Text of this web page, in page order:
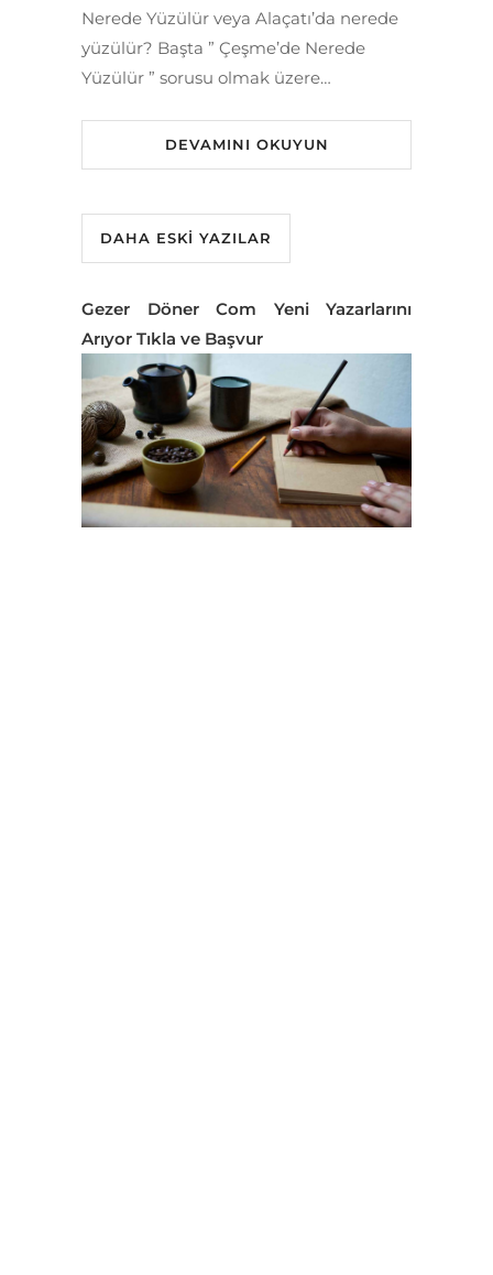
Nerede Yüzülür veya Alaçatı’da nerede
yüzülür? Başta ” Çeşme’de Nerede
Yüzülür ” sorusu olmak üzere…
DEVAMINI OKUYUN
DAHA ESKI YAZILAR
Gezer Döner Com Yeni Yazarlarını
Arıyor Tıkla ve Başvur